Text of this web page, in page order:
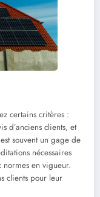
certains critères :
d’anciens clients, et
souvent un gage de
nécessaires
normes en vigueur.
clients pour leur